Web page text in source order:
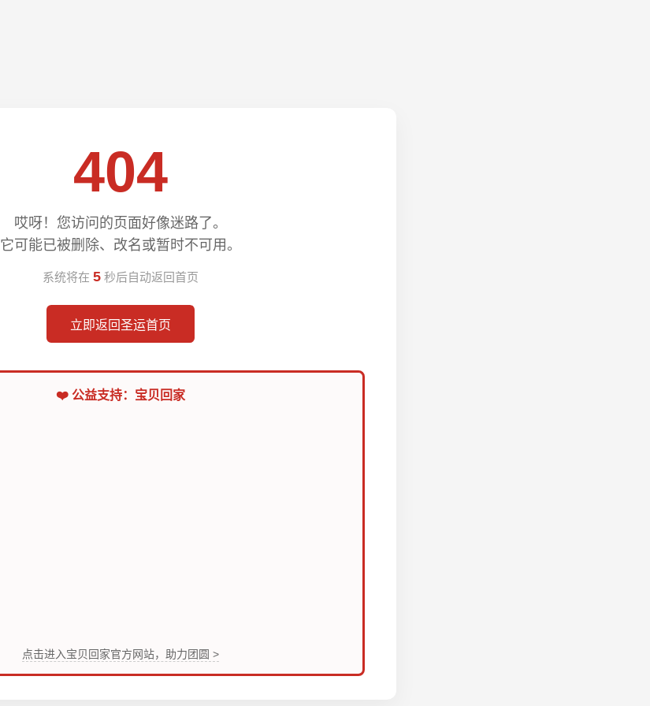
404
哎呀！您访问的页面好像迷路了。
它可能已被删除、改名或暂时不可用。
系统将在 4 秒后自动返回首页
立即返回圣运首页
❤️ 公益支持：宝贝回家
点击进入宝贝回家官方网站，助力团圆 >